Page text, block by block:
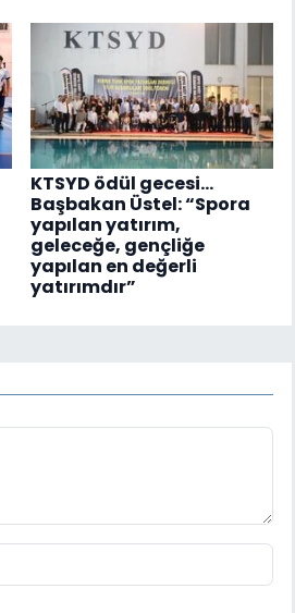
KTSYD ödül gecesi...
Başbakan Üstel: “Spora
yapılan yatırım,
geleceğe, gençliğe
yapılan en değerli
yatırımdır”